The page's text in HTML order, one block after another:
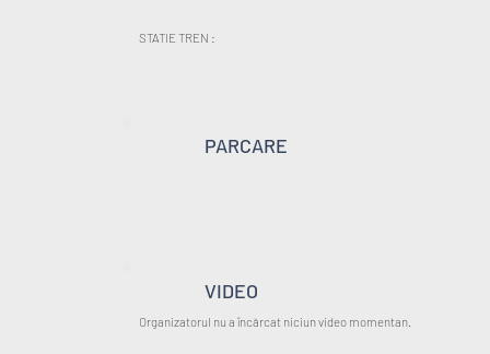
STATIE TREN :
PARCARE
VIDEO
Organizatorul nu a încărcat niciun video momentan.